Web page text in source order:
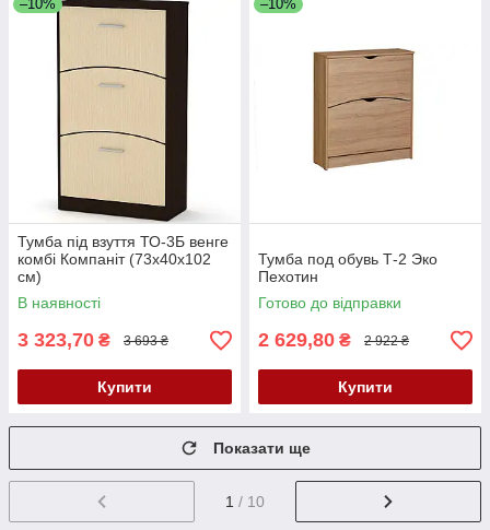
–10%
Тумба під взуття ТО-3Б венге
комбі Компаніт (73х40х102
см)
В наявності
3 323,70 ₴ 3 693 ₴
Купити
–10%
Тумба под обувь Т-2 Эко
Пехотин
Готово до відправки
2 629,80 ₴ 2 922 ₴
Купити
Показати ще
1 / 10